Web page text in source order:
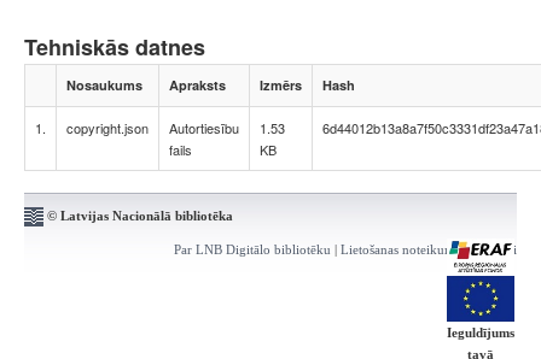
Tehniskās datnes
Nosaukums Apraksts Izmērs Hash
1. copyright.json
Autortiesību
fails
1.53
KB
© Latvijas Nacionālā bibliotēka
Par LNB Digitālo bibliotēku | Lietošanas noteikumi | Kontakti
Ieguldījums
tavā